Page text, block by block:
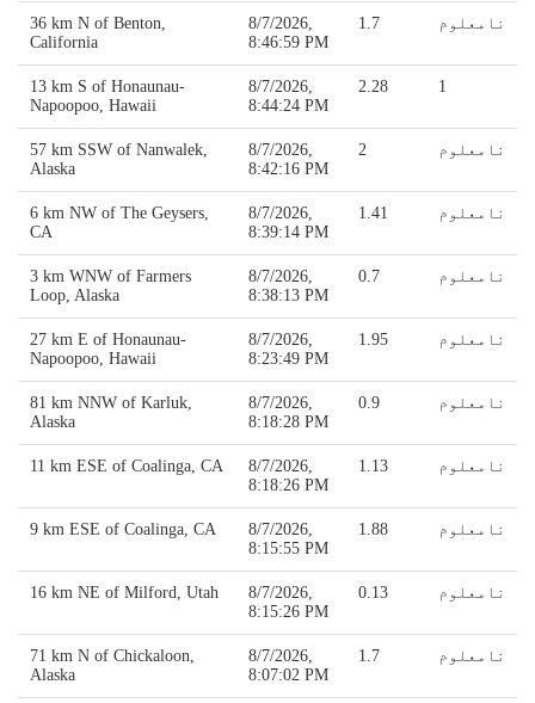
36 km N of Benton,
California
8/7/2026,
8:46:59 PM
1.7 نامعلوم
13 km S of Honaunau-
Napoopoo, Hawaii
8/7/2026,
8:44:24 PM
2.28 1
57 km SSW of Nanwalek,
Alaska
8/7/2026,
8:42:16 PM
2 نامعلوم
6 km NW of The Geysers,
CA
8/7/2026,
8:39:14 PM
1.41 نامعلوم
3 km WNW of Farmers
Loop, Alaska
8/7/2026,
8:38:13 PM
0.7 نامعلوم
27 km E of Honaunau-
Napoopoo, Hawaii
8/7/2026,
8:23:49 PM
1.95 نامعلوم
81 km NNW of Karluk,
Alaska
8/7/2026,
8:18:28 PM
0.9 نامعلوم
11 km ESE of Coalinga, CA
8/7/2026,
8:18:26 PM
1.13 نامعلوم
9 km ESE of Coalinga, CA
8/7/2026,
8:15:55 PM
1.88 نامعلوم
16 km NE of Milford, Utah
8/7/2026,
8:15:26 PM
0.13 نامعلوم
71 km N of Chickaloon,
Alaska
8/7/2026,
8:07:02 PM
1.7 نامعلوم